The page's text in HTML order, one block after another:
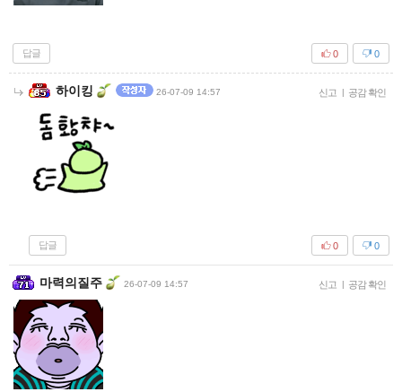
답글 0
0
하이킹 26-07-09 14:57 신고 | 공감 확인
답글 0
0
마력의질주 26-07-09 14:57 신고 | 공감 확인